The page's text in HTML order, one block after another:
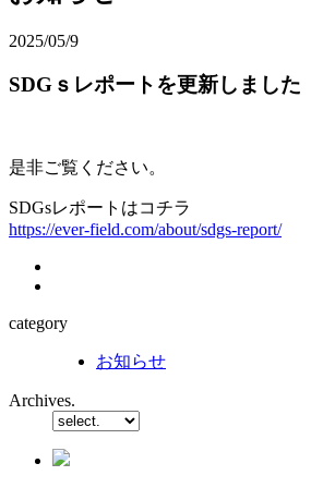
2025/05/9
SDGｓレポートを更新しました
是非ご覧ください。
SDGsレポートはコチラ
https://ever-field.com/about/sdgs-report/
category
お知らせ
Archives.